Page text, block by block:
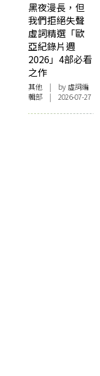
黑夜漫長，但
我們拒絕失聲
虛詞精選「歐
亞紀錄片週
2026」4部必看
之作
其他 | by 虛詞編
輯部 | 2026-07-27